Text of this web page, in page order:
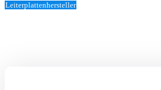
Leiterplattenhersteller